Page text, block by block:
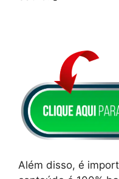
Além disso, é